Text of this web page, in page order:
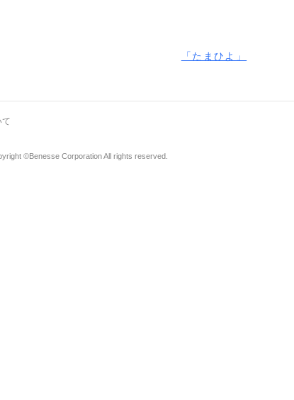
「たまひよ」
©Benesse Corporation All rights reserved.